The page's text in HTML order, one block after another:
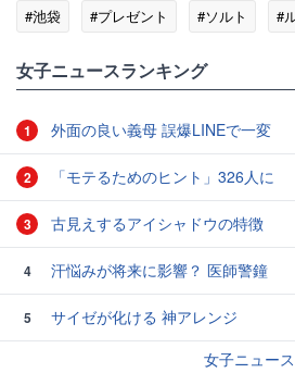
#池袋
#プレゼント #ソルト #
女子ニュースランキング
1 外面の良い義母 誤爆LINEで一変
2 「モテるためのヒント」326人に
3 古見えするアイシャドウの特徴
4 汗悩みが将来に影響？ 医師警鐘
5
サイゼが化ける 神アレンジ
女子ニュー